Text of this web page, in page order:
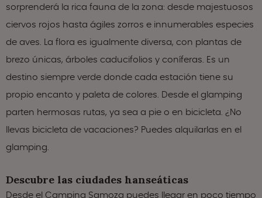
sorprenderá la rica fauna de la zona: desde majestuosos
ciervos rojos hasta ágiles zorros e innumerables especies
de aves. La flora es igualmente diversa, con plantas de
brezo únicas, árboles caducifolios y coníferas. Es un
destino siempre verde donde cada estación tiene su
propio encanto y paleta de colores. Desde el glamping
parten hermosas rutas, ya sea a pie o en bicicleta. ¿No
llevas bicicleta de vacaciones? Puedes alquilarlas en el
glamping.
Descubre las ciudades hanseáticas
Desde el Camping Samoza puedes llegar en poco tiempo